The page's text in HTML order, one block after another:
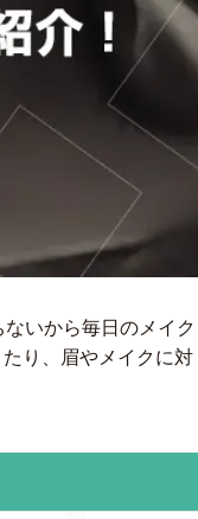
いから毎日のメイク
り、眉やメイクに対